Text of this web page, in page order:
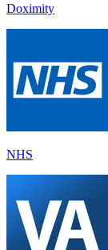
Doximity
NHS